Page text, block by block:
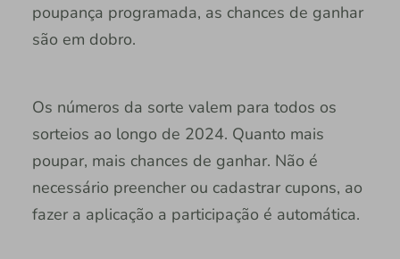
poupança programada, as chances de ganhar
são em dobro.
Os números da sorte valem para todos os
sorteios ao longo de 2024. Quanto mais
poupar, mais chances de ganhar. Não é
necessário preencher ou cadastrar cupons, ao
fazer a aplicação a participação é automática.